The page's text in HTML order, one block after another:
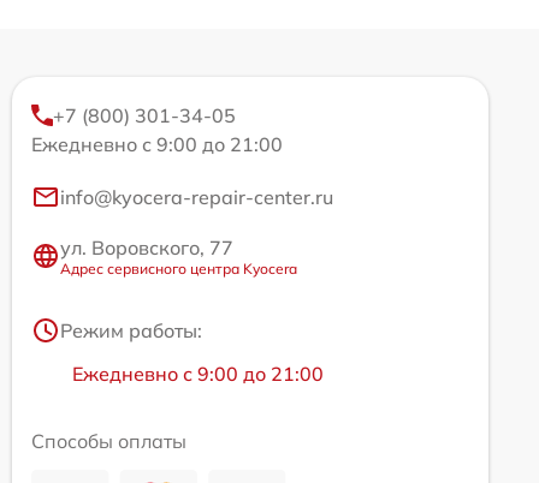
+7 (800) 301-34-05
Ежедневно с 9:00 до 21:00
info@kyocera-repair-center.ru
ул. Воровского, 77
Адрес сервисного центра Kyocera
Режим работы:
Ежедневно с 9:00 до 21:00
Способы оплаты